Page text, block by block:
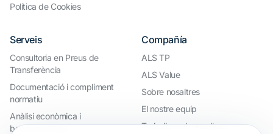
Política de Cookies
Serveis
Consultoria en Preus de
Transferència
Documentació i compliment
normatiu
Anàlisi econòmica i
benchmarkings
Compañía
ALS TP
ALS Value
Sobre nosaltres
El nostre equip
Treballa amb nosaltres